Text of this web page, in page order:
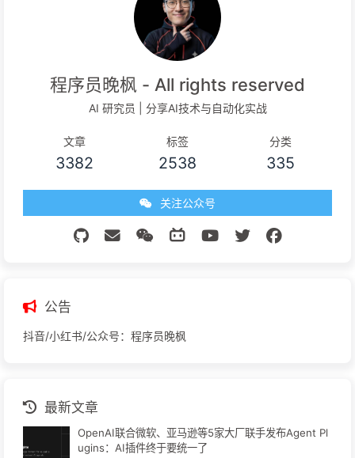
程序员晚枫 - All rights reserved
AI 研究员 | 分享AI技术与自动化实战
文章
3382
标签
2538
分类
335
关注公众号
公告
抖音/小红书/公众号：程序员晚枫
最新文章
OpenAI联合微软、亚马逊等5家大厂联手发布Agent Pl
ugins：AI插件终于要统一了